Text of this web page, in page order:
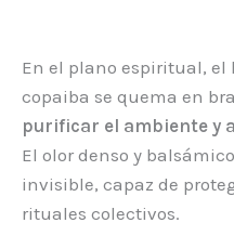
En el plano espiritual, el
copaiba se quema en
purificar el ambiente y
El olor denso y
invisible, capaz de
rituales colectivos.